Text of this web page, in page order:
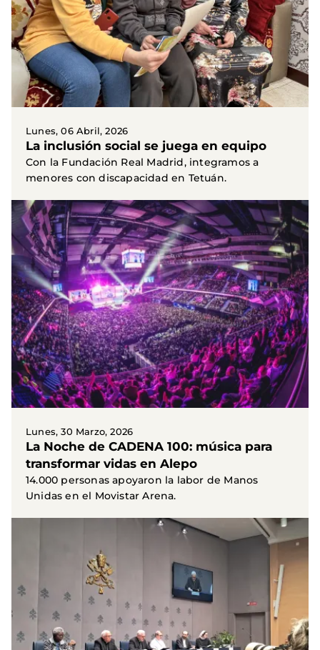
Lunes, 06 Abril, 2026
La inclusión social se juega en equipo
Con la Fundación Real Madrid, integramos a
menores con discapacidad en Tetuán.
Lunes, 30 Marzo, 2026
La Noche de CADENA 100: música para
transformar vidas en Alepo
14.000 personas apoyaron la labor de Manos
Unidas en el Movistar Arena.